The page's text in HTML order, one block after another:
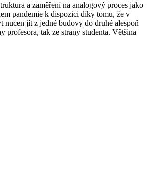
a zaměření na analogový proces jako
pandemie k dispozici díky tomu, že v
nucen jít z jedné budovy do druhé alespoň
tak ze strany studenta. Většina